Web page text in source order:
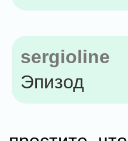
sergioline
Эпизод